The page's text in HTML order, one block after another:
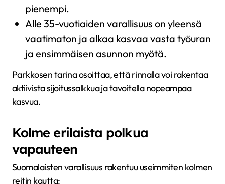
pienempi.
Alle 35-vuotiaiden varallisuus on yleensä
vaatimaton ja alkaa kasvaa vasta työuran
ja ensimmäisen asunnon myötä.
Parkkosen tarina osoittaa, että rinnalla voi rakentaa
aktiivista sijoitussalkkua ja tavoitella nopeampaa
kasvua.
Kolme erilaista polkua
vapauteen
Suomalaisten varallisuus rakentuu useimmiten kolmen
reitin kautta: